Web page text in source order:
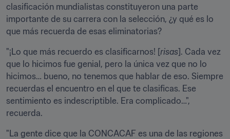
clasificación mundialistas constituyeron una parte
importante de su carrera con la selección, ¿y qué es lo
que más recuerda de esas eliminatorias?
"¡Lo que más recuerdo es clasificarnos! [risas]. Cada vez
que lo hicimos fue genial, pero la única vez que no lo
hicimos… bueno, no tenemos que hablar de eso. Siempre
recuerdas el encuentro en el que te clasificas. Ese
sentimiento es indescriptible. Era complicado…",
recuerda.
"La gente dice que la CONCACAF es una de las regiones